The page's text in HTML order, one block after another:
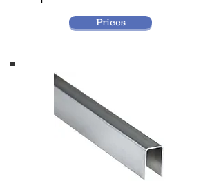
Prices